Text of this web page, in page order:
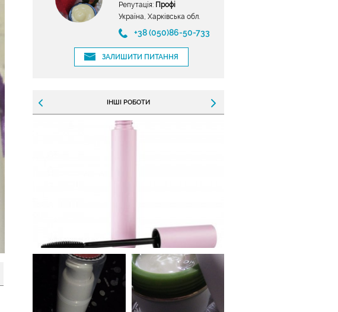
Репутація: Профі
Україна, Харківська обл.
+38 (050)86-50-733
ЗАЛИШИТИ ПИТАННЯ
ІНШІ РОБОТИ